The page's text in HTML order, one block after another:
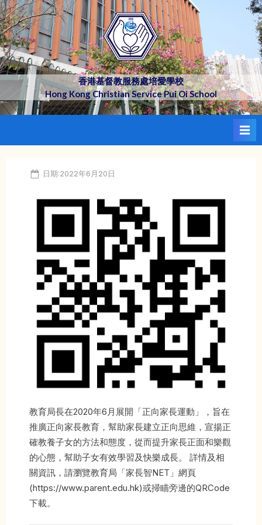
Skip
to
content
香港基督教服務處培愛學校
Hong Kong Christian Service Pui Oi School
Author:
Chow
Kin
Posted
日期:2022年6月20日
教育局長在2020年6月展開「正向家長運動」，旨在
推廣正向家長教育，幫助家長建立正向思維，宣揚正
確教養子女的方法和態度，從而提升家長正面和樂觀
的心態，幫助子女有效學習及快樂成長。 詳情及相
關資訊，請瀏覽教育局「家長智NET」網頁
(https://www.parent.edu.hk)或掃瞄旁邊的QRCode
下載。